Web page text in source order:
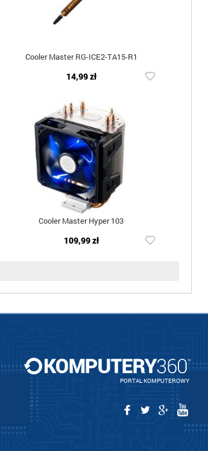
Cooler Master RG-ICE2-TA15-R1
14,99 zł
Cooler Master Hyper 103
109,99 zł
PORTAL KOMPUTEROWY